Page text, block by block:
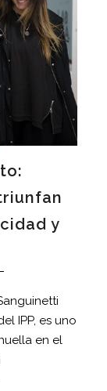
y
IPP, es uno
en el